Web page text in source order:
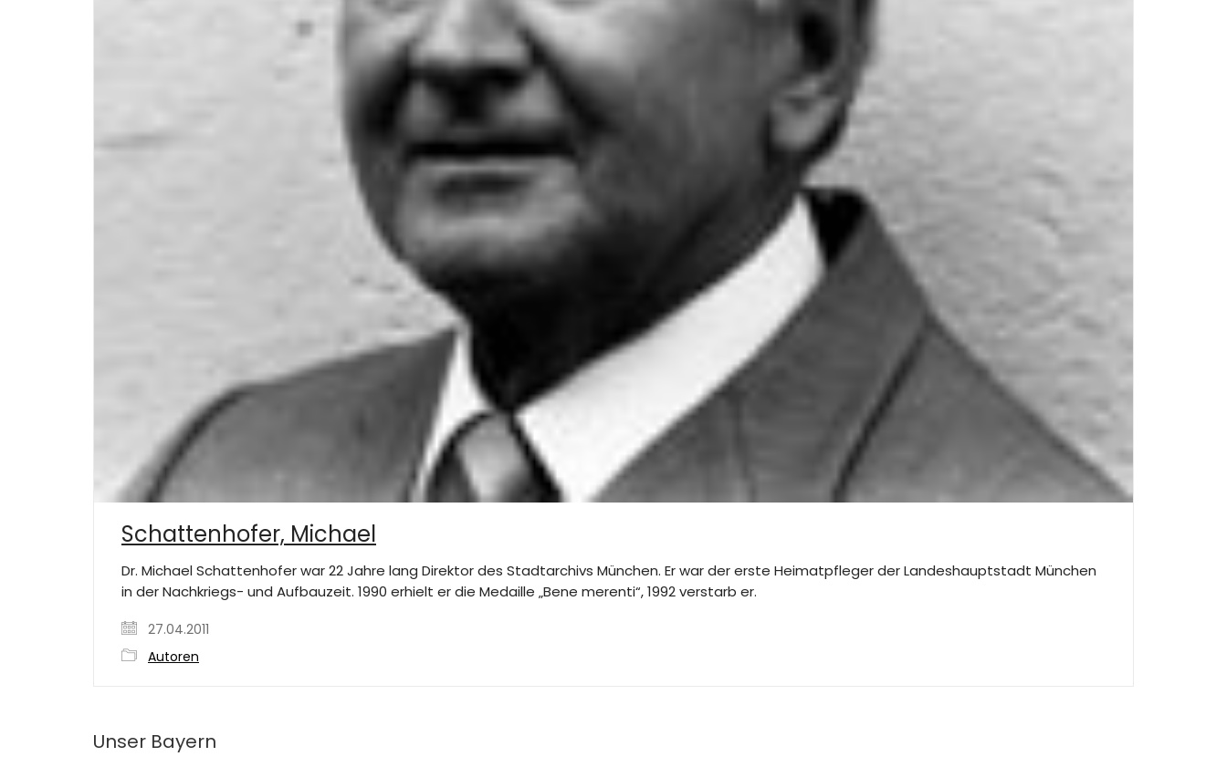
Schattenhofer, Michael
Dr. Michael Schattenhofer war 22 Jahre lang Direktor des Stadtarchivs München. Er war der erste Heimatpfleger der Landeshauptstadt München
in der Nachkriegs- und Aufbauzeit. 1990 erhielt er die Medaille „Bene merenti“, 1992 verstarb er.
27.04.2011
Autoren
Unser Bayern